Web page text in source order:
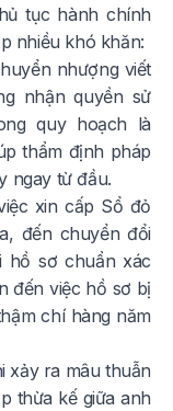
tục hành chính
nhiều khó khăn:
nhượng viết
nhận quyền sử
quy hoạch là
thẩm định pháp
ngay từ đầu.
xin cấp Sổ đỏ
đến chuyển đổi
hồ sơ chuẩn xác
đến việc hồ sơ bị
chí hàng năm
xảy ra mâu thuẫn
thừa kế giữa anh